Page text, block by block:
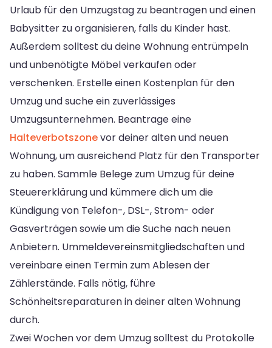
Urlaub für den Umzugstag zu beantragen und einen
Babysitter zu organisieren, falls du Kinder hast.
Außerdem solltest du deine Wohnung entrümpeln
und unbenötigte Möbel verkaufen oder
verschenken. Erstelle einen Kostenplan für den
Umzug und suche ein zuverlässiges
Umzugsunternehmen. Beantrage eine
Halteverbotszonevor deiner alten und neuen
Wohnung, um ausreichend Platz für den Transporter
zu haben. Sammle Belege zum Umzug für deine
Steuererklärung und kümmere dich um die
Kündigung von Telefon-, DSL-, Strom- oder
Gasverträgen sowie um die Suche nach neuen
Anbietern. Ummeldevereinsmitgliedschaften und
vereinbare einen Termin zum Ablesen der
Zählerstände. Falls nötig, führe
Schönheitsreparaturen in deiner alten Wohnung
durch.
Zwei Wochen vor dem Umzug solltest du Protokolle